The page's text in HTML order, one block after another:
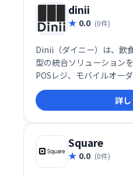
dinii
0.0 (0件)
Dinii（ダイニー）は、飲
型の統合ソリューション
POSレジ、モバイルオー
らゆる業態に対応した機
で、飲食店の効率化や収
の高いシステム設計とサ
カフェから多店舗展開の
く利用されています。
詳
Square
0.0 (0件)